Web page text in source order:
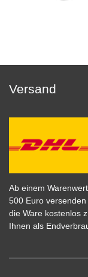
Versand
Ab einem
500 Euro versenden
die Ware kostenlos
Ihnen als